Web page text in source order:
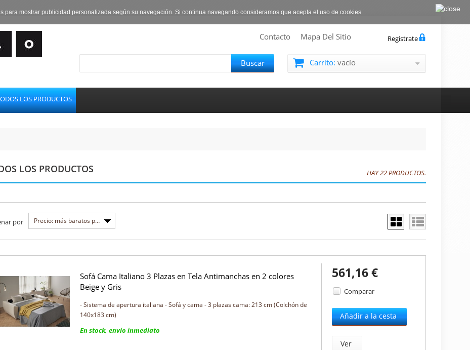
Registrate
Carrito: vacío
LOS PRODUCTOS
Buscar
Contacto Mapa Del Sitio
LOS PRODUCTOS HAY 22 PRODUCTOS.
por Precio: más baratos primero
Sofá Cama Italiano 3 Plazas en Tela Antimanchas en 2 colores
Beige y Gris
- Sistema de apertura italiana - Sofá y cama - 3 plazas cama: 213 cm (Colchón de
140x183 cm)
En stock, envío inmediato
561,16 €
Comparar
Añadir a la cesta
Ver
para mostrar publicidad personalizada según su navegación. Si continua navegando consideramos que acepta el uso de cookies